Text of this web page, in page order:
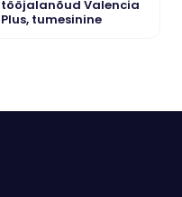
tööjalanõud Valencia
Plus, tumesinine